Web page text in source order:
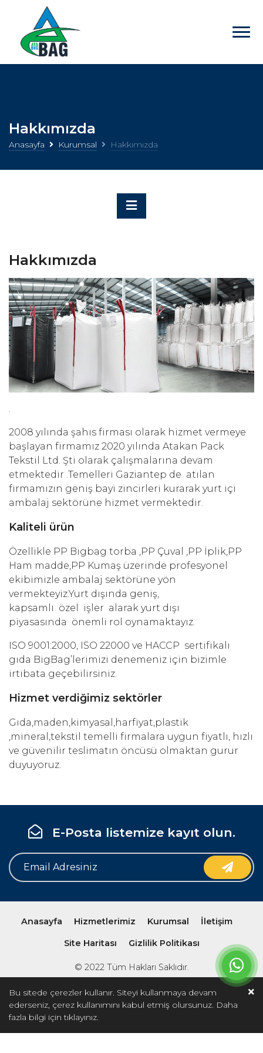
Hakkımızda
Anasayfa Kurumsal Hakkımızda
Hakkımızda
2008 yılında şahıs firması olarak hizmet vermeye
başlayan firmamız 2020 yılında Atakan Pack
Tekstil Ltd. Şti olarak çalışmalarına devam
etmektedir .Temelleri Gaziantep de atılan
firmamızın geniş bayi zincirleri kurarak yurt içi
ambalaj sektörüne hizmet vermektedir.
Kaliteli ürün
Özellikle PP Bigbag torba ,PP Çuval ,PP İplik,PP
Ham madde,PP Kumaş üzerinde profesyonel
ekibimizle ambalaj sektörüne yön
vermekteyiz.Yurt dışında geniş,
kapsamlı özel işler alarak yurt dışı
piyasasında önemli rol oynamaktayız.
ISO 9001:2000, ISO 22000 ve HACCP sertifikalı
gıda BigBag’lerimizi denemeniz için bizimle
irtibata geçebilirsiniz.
Hizmet verdiğimiz sektörler
Gıda,maden,kimyasal,harfiyat,plastik
,mineral,tekstil temelli firmalara uygun fiyatlı, hızlı
ve güvenilir teslimatın öncüsü olmaktan gurur
duyuyoruz.
E-Posta listemize kayıt olun.
Anasayfa Hizmetlerimiz Kurumsal İletişim
Site Haritası Gizlilik Politikası
© 2022 Tüm Hakları Saklıdır.
Bu sitede çerezler kullanır. Siteyi kullanmaya devam
ederseniz, çerez kullanımını kabul etmiş olursunuz. Daha
fazla bilgi içintıklayınız.